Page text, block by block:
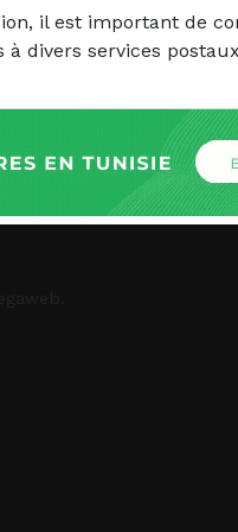
il est important de
divers services